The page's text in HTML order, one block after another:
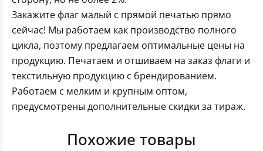
Закажите флаг малый с прямой печатью прямо
сейчас! Мы работаем как производство полного
цикла, поэтому предлагаем оптимальные цены на
продукцию. Печатаем и отшиваем на заказ флаги и
текстильную продукцию с брендированием.
Работаем с мелким и крупным оптом,
предусмотрены дополнительные скидки за тираж.
Похожие товары